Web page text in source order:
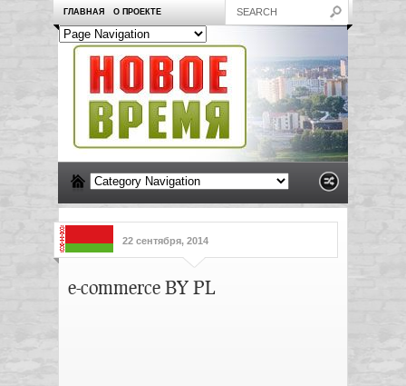
ГЛАВНАЯ О ПРОЕКТЕ
22 сентября, 2014
e-commerce BY PL